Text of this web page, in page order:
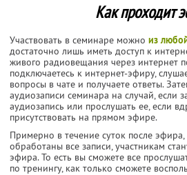
Как проходит
Участвовать в семинаре можно из
достаточно лишь иметь доступ к
живого радиовещания через интернет
подключаетесь к интернет-эфиру,
вопросы в чате и получаете ответы.
аудиозаписи семинара на случай, если
аудиозапись или прослушать ее, если
присутствовать на прямом эфире.
Примерно в течение суток после эфира,
обработаны все записи, участникам
эфира. То есть вы сможете все
по тренингу, как только сможете